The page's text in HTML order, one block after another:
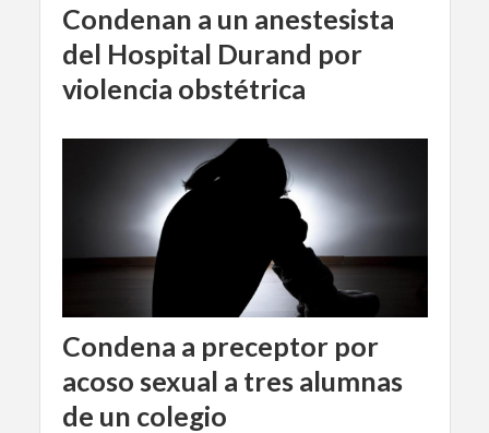
Condenan a un anestesista
del Hospital Durand por
violencia obstétrica
Condena a preceptor por
acoso sexual a tres alumnas
de un colegio